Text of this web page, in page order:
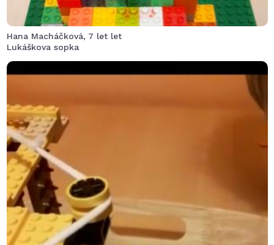
Hana Macháčková, 7 let let
Lukáškova sopka
Odvážná badatelka přijíždí na speciální lanovce
poháněné dvěma motory prozkoumat nebezpečný
kráter ve chvíli erupce.